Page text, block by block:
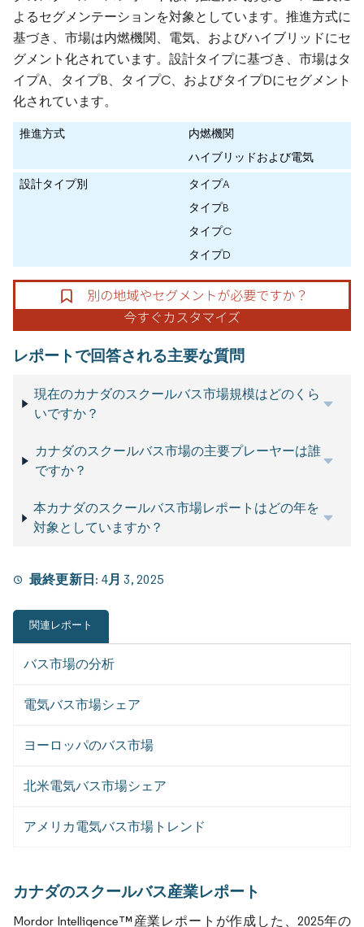
よるセグメンテーションを対象としています。推進方式に
基づき、市場は内燃機関、電気、およびハイブリッドにセ
グメント化されています。設計タイプに基づき、市場はタ
イプA、タイプB、タイプC、およびタイプDにセグメント
化されています。
推進方式
内燃機関
ハイブリッドおよび電気
設計タイプ別
タイプA
タイプB
タイプC
タイプD
レポートで回答される主要な質問
現在のカナダのスクールバス市場規模はどのくら
いですか？
カナダのスクールバス市場の主要プレーヤーは誰
ですか？
本カナダのスクールバス市場レポートはどの年を
対象としていますか？
最終更新日: 4月 3, 2025
関連レポート
バス市場の分析
電気バス市場シェア
ヨーロッパのバス市場
北米電気バス市場シェア
アメリカ電気バス市場トレンド
カナダのスクールバス産業レポート
Mordor Intelligence™産業レポートが作成した、2025年の